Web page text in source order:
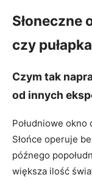
Słoneczne
czy
Czym tak
od innych
Południowe okno
Słońce operuje
późnego
większa ilość